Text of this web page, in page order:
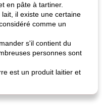
en pâte à tartiner.
il existe une certaine
comme un
s'il contient du
personnes sont
est un produit laitier et